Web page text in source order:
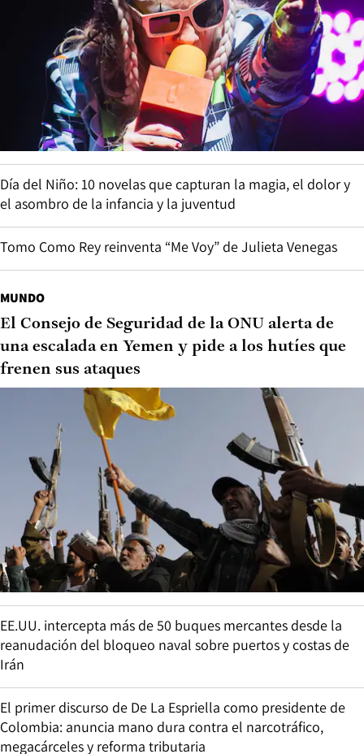
Día del Niño: 10 novelas que capturan la magia, el dolor y
el asombro de la infancia y la juventud
Tomo Como Rey reinventa “Me Voy” de Julieta Venegas
MUNDO
El Consejo de Seguridad de la ONU alerta de
una escalada en Yemen y pide a los hutíes que
frenen sus ataques
EE.UU. intercepta más de 50 buques mercantes desde la
reanudación del bloqueo naval sobre puertos y costas de
Irán
El primer discurso de De La Espriella como presidente de
Colombia: anuncia mano dura contra el narcotráfico,
megacárceles y reforma tributaria